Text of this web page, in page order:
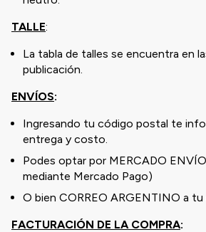
TALLE:
La tabla de talles se encuentra en
publicación.
ENVÍOS:
Ingresando tu código postal te
entrega y costo.
Podes optar por MERCADO
mediante Mercado Pago)
O bien CORREO ARGENTINO a
FACTURACIÓN DE LA COMPRA: